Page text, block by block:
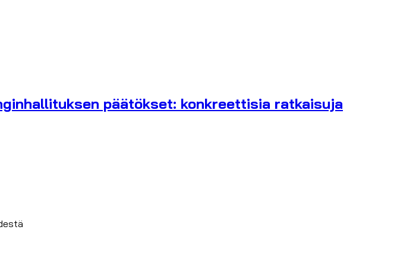
päätökset: konkreettisia ratkaisuja